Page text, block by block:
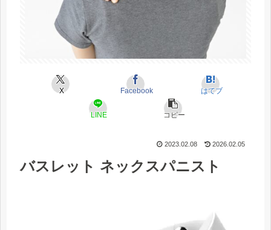
X Facebook はてブ
LINE コピー
2023.02.08 2026.02.05
バスレット ネックスパニスト